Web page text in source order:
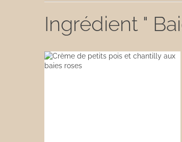
Le Pain
Apéritifs
Déjeuner
Ingrédient "